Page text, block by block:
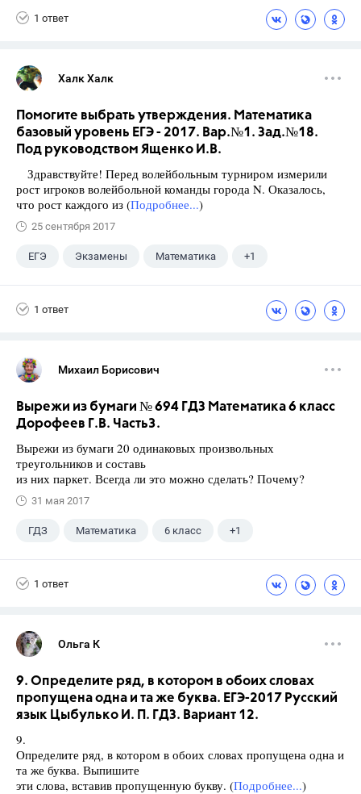
1 ответ
Халк Халк
Помогите выбрать утверждения. Математика
базовый уровень ЕГЭ - 2017. Вар.№1. Зад.№18.
Под руководством Ященко И.В.
Здравствуйте! Перед волейбольным турниром измерили
рост игроков волейбольной команды города N. Оказалось,
что рост каждого из (Подробнее...)
25 сентября 2017
ЕГЭ Экзамены Математика +1
1 ответ
Михаил Борисович
Вырежи из бумаги № 694 ГДЗ Математика 6 класс
Дорофеев Г.В. Часть3.
Вырежи из бумаги 20 одинаковых произвольных
треугольников и составь
из них паркет. Всегда ли это можно сделать? Почему?
31 мая 2017
ГДЗ Математика 6 класс +1
1 ответ
Ольга К
9. Определите ряд, в котором в обоих словах
пропущена одна и та же буква. ЕГЭ-2017 Русский
язык Цыбулько И. П. ГДЗ. Вариант 12.
9.
Определите ряд, в котором в обоих словах пропущена одна и
та же буква. Выпишите
эти слова, вставив пропущенную букву. (Подробнее...)